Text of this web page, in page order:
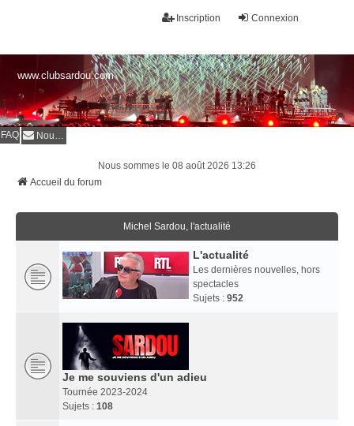
Connexion
Inscription
www.clubsardou.com
FAQ Nous contacter
Nous sommes le 08 août 2026 13:26
Accueil du forum
Michel Sardou, l'actualité
L'actualité
Les dernières nouvelles, hors
spectacles
Sujets : 952
Je me souviens d'un adieu
Tournée 2023-2024
Sujets : 108